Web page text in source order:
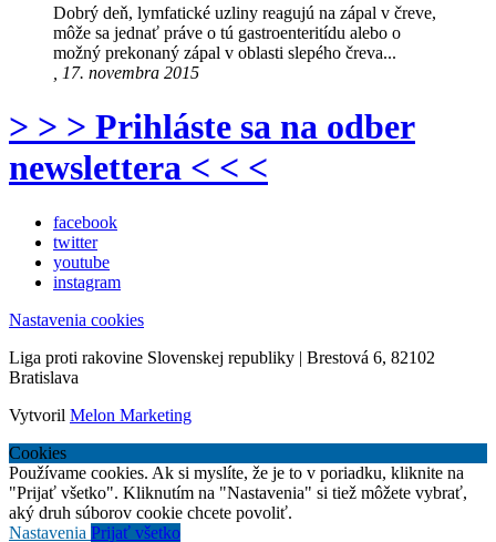
Dobrý deň, lymfatické uzliny reagujú na zápal v čreve,
môže sa jednať práve o tú gastroenteritídu alebo o
možný prekonaný zápal v oblasti slepého čreva...
, 17. novembra 2015
> > > Prihláste sa na odber
newslettera < < <
facebook
twitter
youtube
instagram
Nastavenia cookies
Liga proti rakovine Slovenskej republiky | Brestová 6, 82102
Bratislava
Vytvoril Melon Marketing
Cookies
Používame cookies. Ak si myslíte, že je to v poriadku, kliknite na
"Prijať všetko". Kliknutím na "Nastavenia" si tiež môžete vybrať,
aký druh súborov cookie chcete povoliť.
Nastavenia Prijať všetko